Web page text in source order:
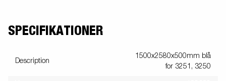
SPECIFIKATIONER
Description
1500x2580x500mm blå
for 3251, 3250